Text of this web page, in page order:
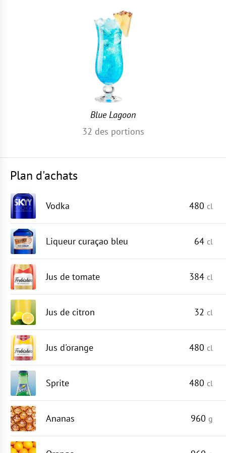
Blue Lagoon
32 des portions
Plan d'achats
Vodka 480 cl
Liqueur curaçao bleu 64 cl
Jus de tomate 384 cl
Jus de citron 32 cl
Jus d'orange 480 cl
Sprite 480 cl
Ananas 960 g